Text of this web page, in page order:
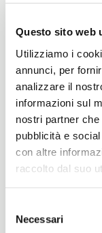
Questo sito web
Utilizziamo i
annunci, per
analizzare il
informazioni sul
nostri partner
pubblicità e
con altre
raccolto dal suo
delNecessari
Prodotti
Sold